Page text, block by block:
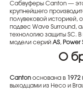
Сабвуферы Canton —
крупнейшего
полувековой
подвес Wave Surround,
технологию защиты SC.
модели серий AS, Power
О
Canton основана в 1972
выходцами из Heco и